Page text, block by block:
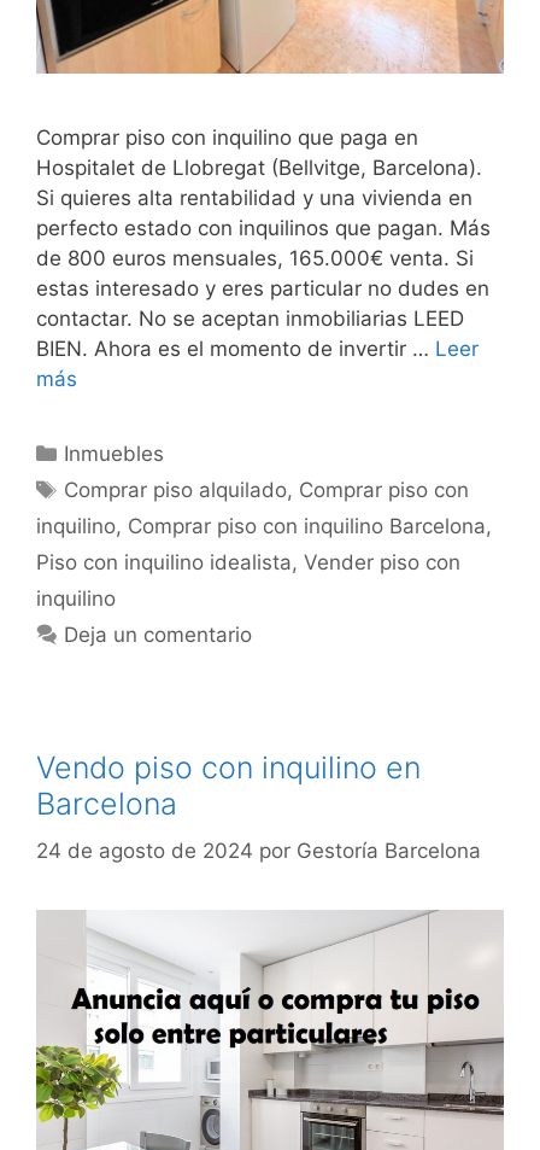
Comprar piso con inquilino que paga en
Hospitalet de Llobregat (Bellvitge, Barcelona).
Si quieres alta rentabilidad y una vivienda en
perfecto estado con inquilinos que pagan. Más
de 800 euros mensuales, 165.000€ venta. Si
estas interesado y eres particular no dudes en
contactar. No se aceptan inmobiliarias LEED
BIEN. Ahora es el momento de invertir … Leer
más
Categorías
Inmuebles
Etiquetas
Comprar piso alquilado, Comprar piso con
inquilino, Comprar piso con inquilino Barcelona,
Piso con inquilino idealista, Vender piso con
inquilino
Deja un comentario
Vendo piso con inquilino en
Barcelona
24 de agosto de 2024 por Gestoría Barcelona